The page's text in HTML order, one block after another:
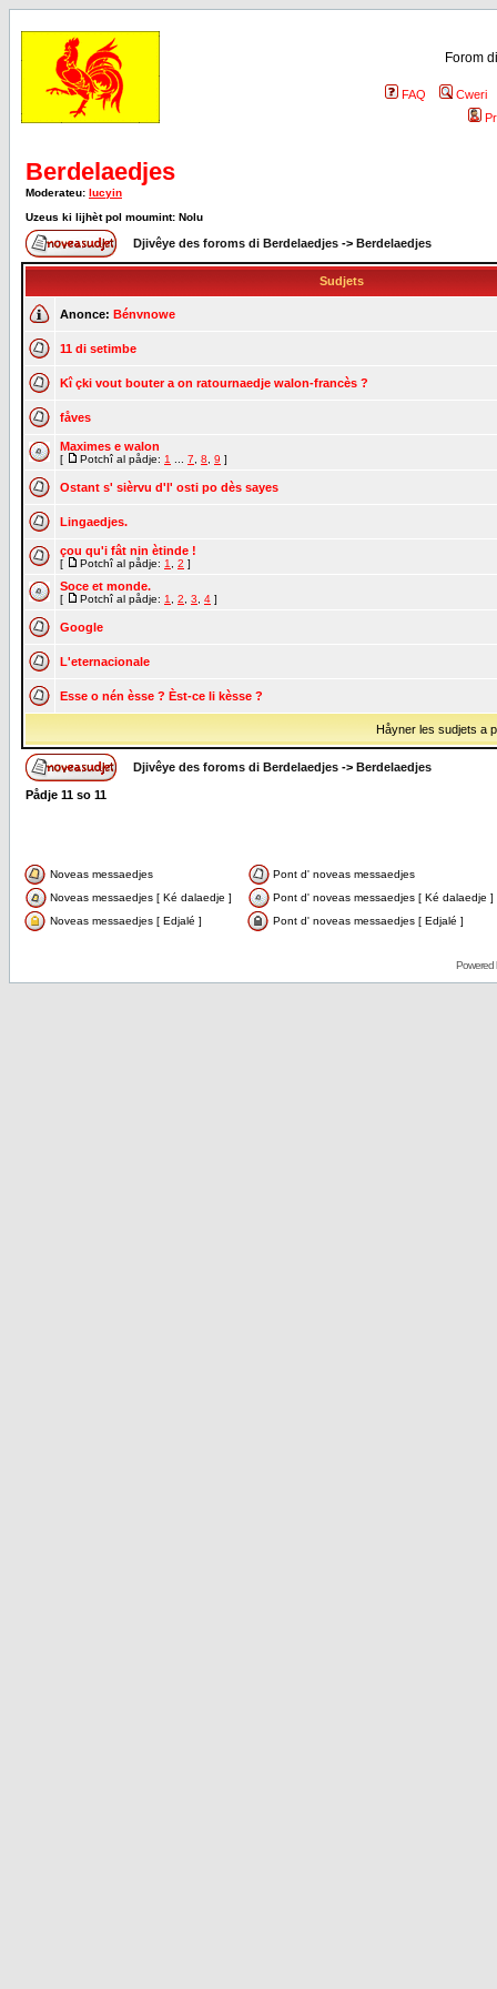
Forom
FAQ
Cweri
Berdelaedjes
Moderateu: lucyin
Uzeus ki lijhèt pol moumint: Nolu
Djivêye des foroms di Berdelaedjes -> Berdelaedjes
Sudjets
Anonce: Bénvnowe
11 di setimbe
Kî çki vout bouter a on ratournaedje walon-francès ?
fåves
Maximes e walon
[ Potchî al pådje: 1 7 8 9 ]
Ostant s' sièrvu d'l' osti po dès sayes
Lingaedjes.
çou qu'i fât nin ètinde !
[ Potchî al pådje: 1 2 ]
Soce et monde.
[ Potchî al pådje: 1 2 3 4 ]
Google
L'eternacionale
Esse o nén èsse ? Èst-ce li kèsse ?
Håyner les sudjets a
Djivêye des foroms di Berdelaedjes -> Berdelaedjes
Pådje 11 so 11
Noveas messaedjes
Pont d' noveas messaedjes
Noveas messaedjes [ Ké dalaedje ]
Pont d' noveas messaedjes [ Ké dalaedje ]
Noveas messaedjes [ Edjalé ]
Pont d' noveas messaedjes [ Edjalé ]
Powered